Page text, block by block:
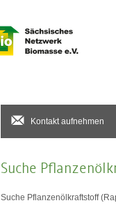
Kontakt aufnehmen
Suche
Suche Pflanzenölkraftstoff